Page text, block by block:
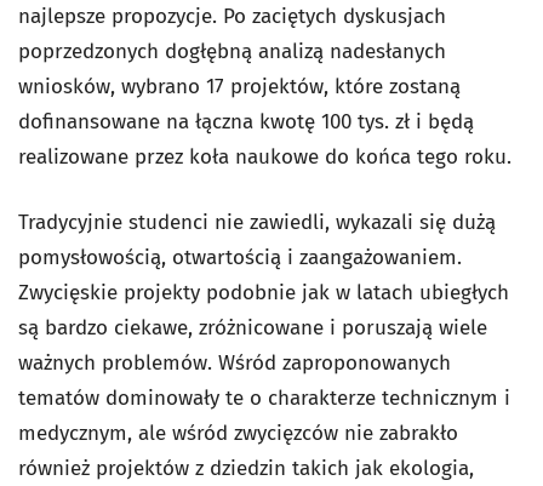
najlepsze propozycje. Po zaciętych dyskusjach
poprzedzonych dogłębną analizą nadesłanych
wniosków, wybrano 17 projektów, które zostaną
dofinansowane na łączna kwotę 100 tys. zł i będą
realizowane przez koła naukowe do końca tego roku.
Tradycyjnie studenci nie zawiedli, wykazali się dużą
pomysłowością, otwartością i zaangażowaniem.
Zwycięskie projekty podobnie jak w latach ubiegłych
są bardzo ciekawe, zróżnicowane i poruszają wiele
ważnych problemów. Wśród zaproponowanych
tematów dominowały te o charakterze technicznym i
medycznym, ale wśród zwycięzców nie zabrakło
również projektów z dziedzin takich jak ekologia,